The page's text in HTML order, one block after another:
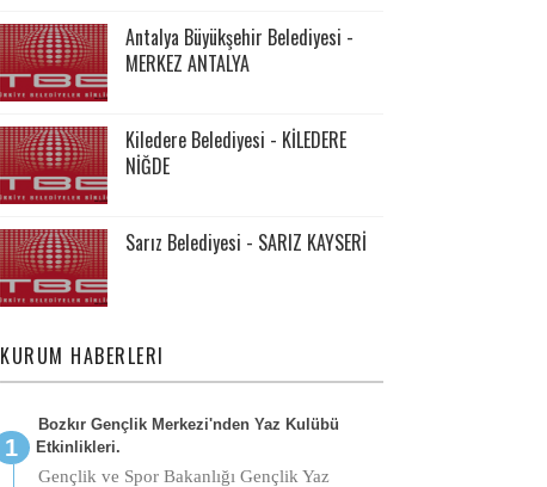
Antalya Büyükşehir Belediyesi -
MERKEZ ANTALYA
Kiledere Belediyesi - KİLEDERE
NİĞDE
Sarız Belediyesi - SARIZ KAYSERİ
KURUM HABERLERI
Bozkır Gençlik Merkezi'nden Yaz Kulübü
Etkinlikleri.
Gençlik ve Spor Bakanlığı Gençlik Yaz